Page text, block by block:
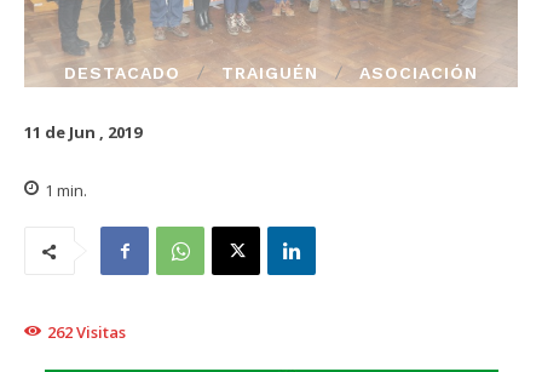
DESTACADO TRAIGUÉN ASOCIACIÓN
11 de Jun , 2019
1 min.
262Visitas